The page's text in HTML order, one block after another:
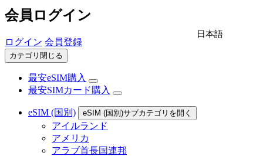
会員ログイン
ログイン 会員登録
日本語
カテゴリ閉じる
最安eSIM購入
最安SIMカード購入
eSIM (国別) eSIM (国別)サブカテゴリを開く
アイルランド
アメリカ
アラブ首長国連邦